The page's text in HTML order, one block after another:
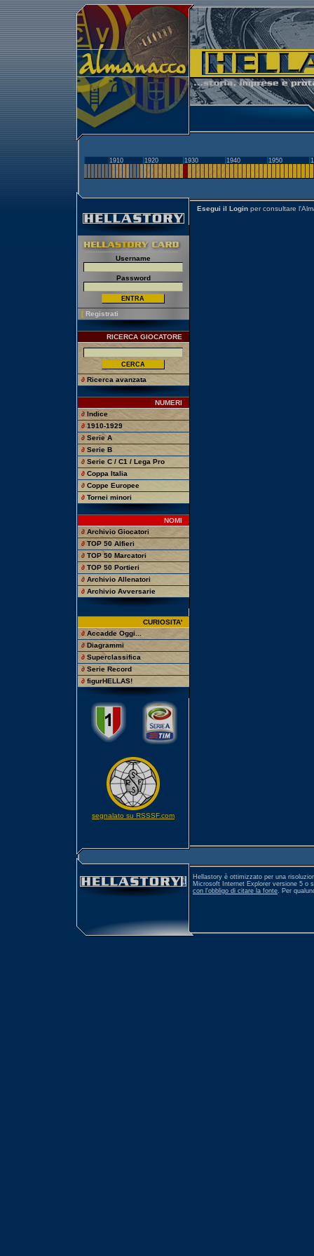
1910 1920 1930 1940 1950
Username
Password
[ Registrati
RICERCA GIOCATORE
∂ Ricerca avanzata
NUMERI
∂ Indice
∂ 1910-1929
∂ Serie A
∂ Serie B
∂ Serie C / C1 / Lega Pro
∂ Coppa Italia
∂ Coppe Europee
∂ Tornei minori
NOMI
∂ Archivio Giocatori
∂ TOP 50 Alfieri
∂ TOP 50 Marcatori
∂ TOP 50 Portieri
∂ Archivio Allenatori
∂ Archivio Avversarie
CURIOSITA'
∂ Accadde Oggi...
∂ Diagrammi
∂ Superclassifica
∂ Serie Record
∂ figurHELLAS!
segnalato su RSSSF.com
Esegui il Login per consultare
Hellastory è ottimizzato per una
Microsoft Internet Explorer versione 5 o
con l'obbligo di citare la fonte. Per